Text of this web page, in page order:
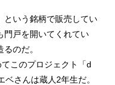
という銘柄で販売してい
門戸を開いてくれてい
のだ。
このプロジェクト「d
さんは蔵人2年生だ。